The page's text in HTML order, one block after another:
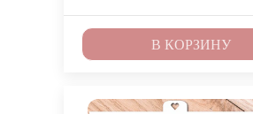
В КОРЗИНУ